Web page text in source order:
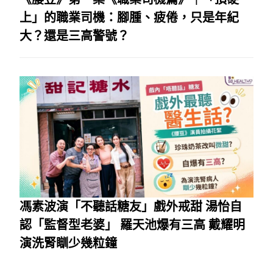
上」的職業司機：腳腫、疲倦，只是年紀
大？還是三高警號？
馮素波演「不聽話糖友」戲外戒甜 湯怡自
認「監督型老婆」 羅天池爆有三高 戴耀明
演洗腎瞓少幾粒鐘